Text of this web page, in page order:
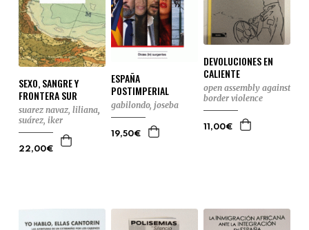
SEXO, SANGRE Y
FRONTERA SUR
suarez navaz, liliana,
suárez, iker
22,00€
ESPAÑA
POSTIMPERIAL
gabilondo, joseba
19,50€
DEVOLUCIONES EN
CALIENTE
open assembly against
border violence
11,00€